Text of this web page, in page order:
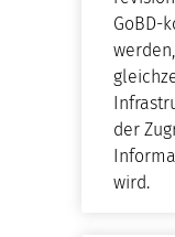
GoBD-
der
wird.